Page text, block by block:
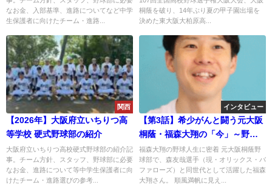
なお金、入部基準、進路についてなど中学
生保護者に向けたチーム・進路...
桐蔭を破り、14年ぶり夏の甲子園出場を
決めた東大阪大柏原高...
関西
【2026年】大阪府立いちりつ高
等学校 硬式野球部の紹介
大阪府立いちりつ高校硬式野球部の紹介記
事。チーム方針、スタッフ、野球部に必要
なお金、進路について等中学生保護者に向
けたチーム・進路選びの参考...
インタビュー
【第3話】希少がんと闘う元大阪
桐蔭・福森大翔の「今」～野球
が教えてくれた生きる力～
福森大翔の野球人生に密着 元大阪桐蔭野
球部で、森友哉選手（現・オリックス・バ
ファローズ）と同世代として活躍した福森
大翔さん。 順風満帆に見え...